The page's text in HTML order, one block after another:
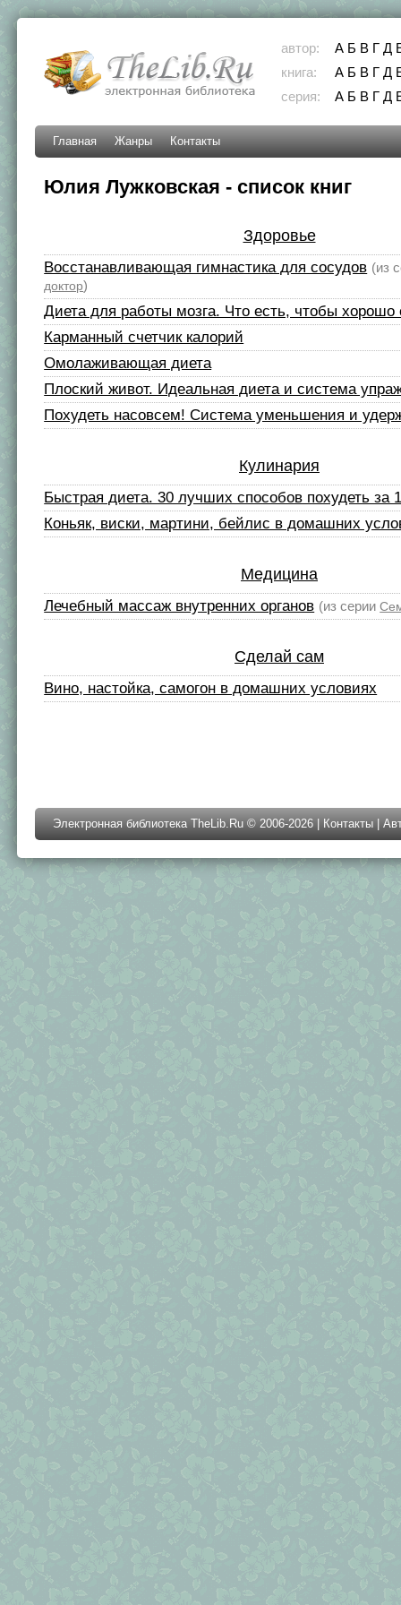
автор: А Б В Г Д
книга:
А Б В Г Д
серия:
А Б В Г Д
Главная Жанры Контакты
Юлия Лужковская - список книг
Здоровье
Восстанавливающая гимнастика для сосудов (из
доктор)
Диета для работы мозга. Что есть, чтобы хорошо
Карманный счетчик калорий
Омолаживающая диета
Плоский живот. Идеальная диета и система
Похудеть насовсем! Система уменьшения и
Кулинария
Быстрая диета. 30 лучших способов похудеть за
Коньяк, виски, мартини, бейлис в домашних
Медицина
Лечебный массаж внутренних органов (из серии
Сделай сам
Вино, настойка, самогон в домашних условиях
Электронная библиотека TheLib.Ru © 2006-2026 | Контакты |